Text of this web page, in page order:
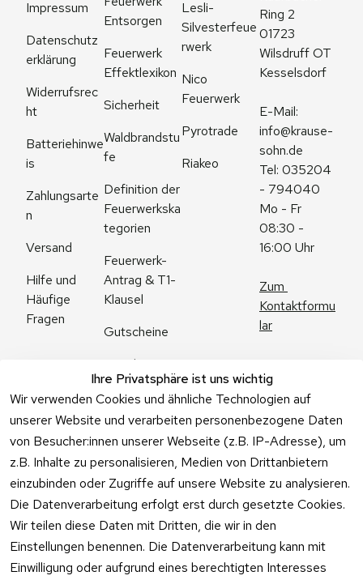
Ihre Privatsphäre ist uns wichtig
Wir verwenden Cookies und ähnliche Technologien auf
unserer Website und verarbeiten personenbezogene Daten
von Besucher:innen unserer Webseite (z.B. IP-Adresse), um
z.B. Inhalte zu personalisieren, Medien von Drittanbietern
einzubinden oder Zugriffe auf unsere Website zu analysieren.
Die Datenverarbeitung erfolgt erst durch gesetzte Cookies.
Wir teilen diese Daten mit Dritten, die wir in den
Einstellungen benennen. Die Datenverarbeitung kann mit
Einwilligung oder aufgrund eines berechtigten Interesses
Impressum
Datenschutz
erklärung
Widerrufsrec
ht
Batteriehinwe
is
Zahlungsarte
n
Versand
Hilfe und
Häufige
Fragen
Entsorgen
Feuerwerk
Effektlexikon
Sicherheit
Waldbrandstu
fe
Definition der
Feuerwerkska
tegorien
Feuerwerk-
Antrag & T1-
Klausel
Gutscheine
Angebote
Feuerwerk
Online kaufen
Lesli-
Silvesterfeue
rwerk
Nico
Feuerwerk
Pyrotrade
Riakeo
Ring 2
01723
Wilsdruff OT
Kesselsdorf
info@krause-
sohn.de
Tel: 035204
- 794040
Mo - Fr
08:30 -
16:00 Uhr
Zum
Kontaktformu
lar
Vertrag
widerrufen